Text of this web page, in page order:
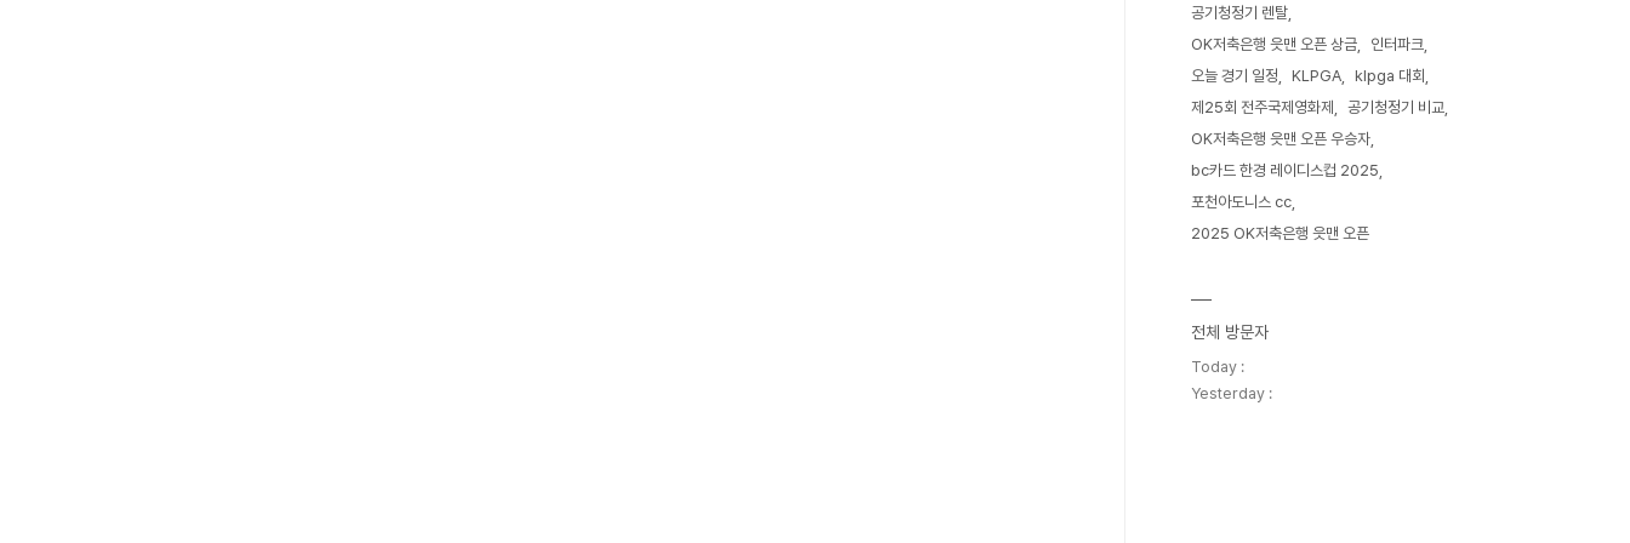
공기청정기 렌탈
OK저축은행 읏맨 오픈 상금
인터파크
오늘 경기 일정
KLPGA
klpga 대회
제25회 전주국제영화제
공기청정기 비교
OK저축은행 읏맨 오픈 우승자
bc카드 한경 레이디스컵 2025
포천아도니스 cc
2025 OK저축은행 읏맨 오픈
전체 방문자
Today :
Yesterday :